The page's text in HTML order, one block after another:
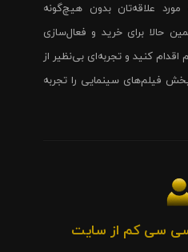
مورد علاقه‌تان بدون هیچ‌گونه
حالا برای خرید و فعال‌سازی
کنید و تجربه‌ای بی‌نظیر از
فیلم‌های سینمایی را تجربه
سی کم از سایت